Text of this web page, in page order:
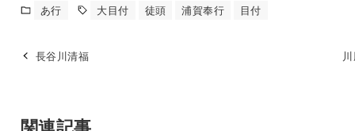
あ行 大目付 徒頭 浦賀奉行 目付
長谷川清福